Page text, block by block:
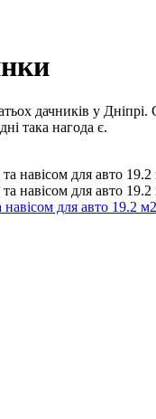
дачників у
така нагода є.
для авто 19.2 м2